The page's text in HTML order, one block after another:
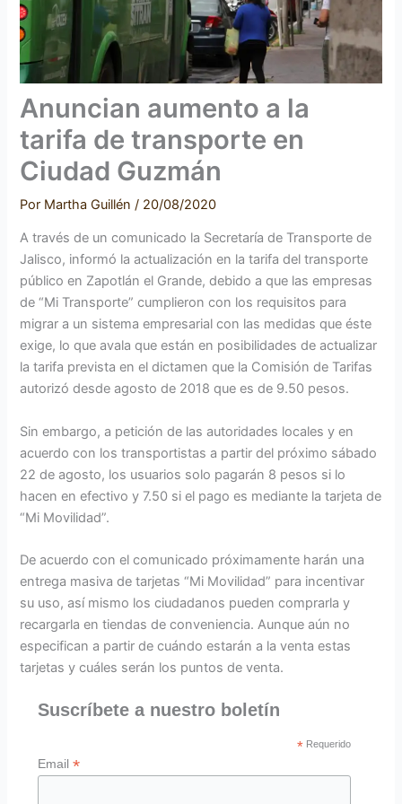
Anuncian aumento a la
tarifa de transporte en
Ciudad Guzmán
Por Martha Guillén/ 20/08/2020
A través de un comunicado la Secretaría de Transporte de
Jalisco, informó la actualización en la tarifa del transporte
público en Zapotlán el Grande, debido a que las empresas
de “Mi Transporte” cumplieron con los requisitos para
migrar a un sistema empresarial con las medidas que éste
exige, lo que avala que están en posibilidades de actualizar
la tarifa prevista en el dictamen que la Comisión de Tarifas
autorizó desde agosto de 2018 que es de 9.50 pesos.
Sin embargo, a petición de las autoridades locales y en
acuerdo con los transportistas a partir del próximo sábado
22 de agosto, los usuarios solo pagarán 8 pesos si lo
hacen en efectivo y 7.50 si el pago es mediante la tarjeta de
“Mi Movilidad”.
De acuerdo con el comunicado próximamente harán una
entrega masiva de tarjetas “Mi Movilidad” para incentivar
su uso, así mismo los ciudadanos pueden comprarla y
recargarla en tiendas de conveniencia. Aunque aún no
especifican a partir de cuándo estarán a la venta estas
tarjetas y cuáles serán los puntos de venta.
Suscríbete a nuestro boletín
* Requerido
Email*